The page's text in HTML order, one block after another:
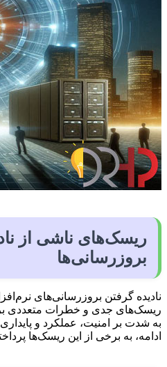
ریسک‌های ناشی از
بروزرسانی‌ها
نادیده گرفتن بروزرسانی‌های
ریسک‌های جدی و خطرات متعددی
به شدت بر امنیت، عملکرد و
ادامه، به برخی از این ریسک‌ها